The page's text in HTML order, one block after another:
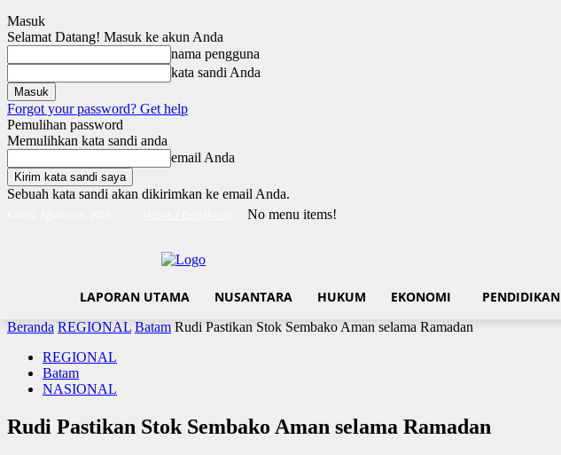
Masuk
Selamat Datang! Masuk ke akun Anda
nama pengguna
kata sandi Anda
Forgot your password? Get help
Pemulihan password
Memulihkan kata sandi anda
email Anda
Sebuah kata sandi akan dikirimkan ke email Anda.
No menu items!
LAPORAN UTAMA NUSANTARA HUKUM EKONOMI PENDIDIKAN
Beranda REGIONAL Batam Rudi Pastikan Stok Sembako Aman selama Ramadan
REGIONAL
Batam
NASIONAL
Rudi Pastikan Stok Sembako Aman selama Ramadan